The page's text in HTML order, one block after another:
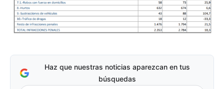
Haz que nuestras noticias aparezcan en tus
búsquedas